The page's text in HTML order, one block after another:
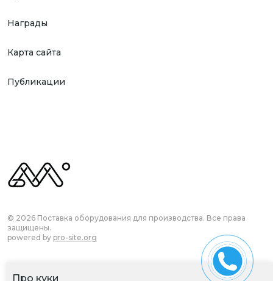
Награды
Карта сайта
Публикации
© 2026 Поставка оборудования для производства. Все права
защищены.
powered by pro-site.org
Про куки